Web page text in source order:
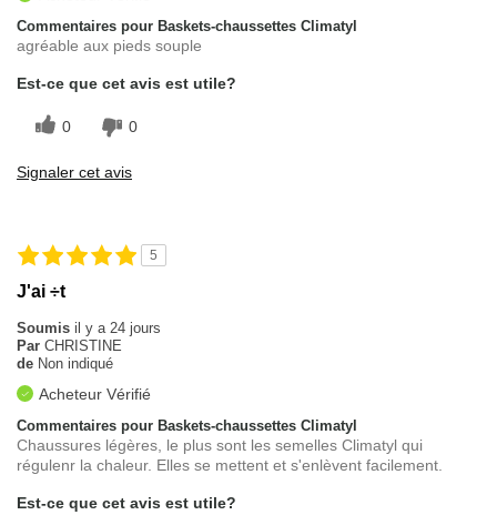
Commentaires pour Baskets-chaussettes Climatyl
agréable aux pieds souple
Est-ce que cet avis est utile?
0 0
Signaler cet avis
5
J'ai ÷t
Soumis il y a 24 jours
Par CHRISTINE
de Non indiqué
Acheteur Vérifié
Commentaires pour Baskets-chaussettes Climatyl
Chaussures légères, le plus sont les semelles Climatyl qui
régulenr la chaleur. Elles se mettent et s'enlèvent facilement.
Est-ce que cet avis est utile?